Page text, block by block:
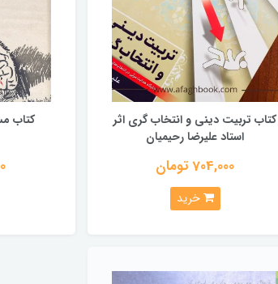
کتاب تربیت دینی و انتخاب گری اثر
استاد علیرضا رحیمیان
704,000 تومان
خرید
کتاب